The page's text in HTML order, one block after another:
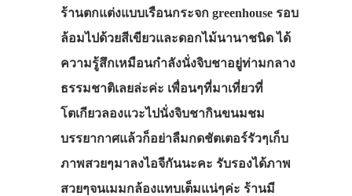
ร้านตกแต่งแบบเรือนกระจก greenhouse รอบ
ล้อมไปด้วยสีเขียวและดอกไม้นานาชนิด ได้
ความรู้สึกเหมือนกำลังนั่งจิบชาอยู่ท่ามกลาง
ธรรมชาติเลยล่ะค่ะ เพื่อนๆที่มาเที่ยวที่
โตเกียวลองแวะไปนั่งจิบชากินขนมชม
บรรยากาศแล้วก็อย่าลืมกดชัตเตอร์รัวๆเก็บ
ภาพสวยๆมาลงไอจีกันนะคะ รับรองได้ภาพ
สวยๆจนเมมกล้องแทบเต็มแน่ๆค่ะ ร้านมี